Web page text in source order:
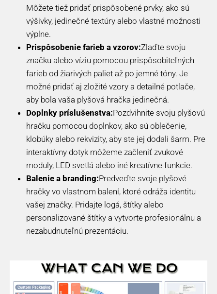
Môžete tiež pridať prispôsobené prvky, ako sú
výšivky, jedinečné textúry alebo vlastné možnosti
výplne.
Prispôsobenie farieb a vzorov:Zlaďte svoju
značku alebo víziu pomocou prispôsobiteľných
farieb od žiarivých paliet až po jemné tóny. Je
možné pridať aj zložité vzory a detailné potlače,
aby bola vaša plyšová hračka jedinečná.
Doplnky príslušenstva:Pozdvihnite svoju plyšovú
hračku pomocou doplnkov, ako sú oblečenie,
klobúky alebo rekvizity, aby ste jej dodali šarm. Pre
interaktívny dotyk môžeme začleniť zvukové
moduly, LED svetlá alebo iné kreatívne funkcie.
Balenie a branding:Predveďte svoje plyšové
hračky vo vlastnom balení, ktoré odráža identitu
vašej značky. Pridajte logá, štítky alebo
personalizované štítky a vytvorte profesionálnu a
nezabudnuteľnú prezentáciu.